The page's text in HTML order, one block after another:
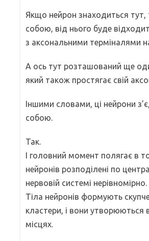
Якщо нейрон знаходиться тут,
собою, від нього буде
з аксональними терміналями на
А ось тут розташований ще
який також простягає свій
Іншими словами, ці нейрони
собою.
Так.
І головний момент полягає в
нейронів розподілені по
нервовій системі нерівномірно.
Тіла нейронів формують
кластери, і вони утворюються
місцях.